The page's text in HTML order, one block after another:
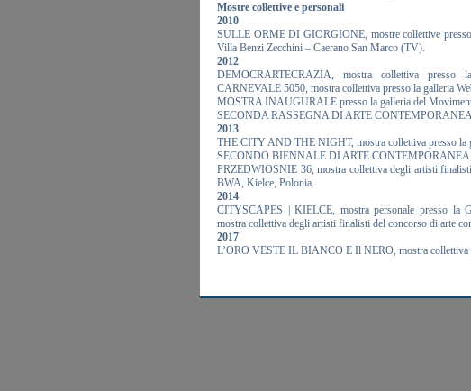
Mostre collettive e personali
2010
SULLE ORME DI GIORGIONE, mostre collettive
Villa Benzi Zecchini – Caerano San Marco (TV).
2012
DEMOCRARTECRAZIA, mostra collettiva presso
CARNEVALE 5050, mostra collettiva presso la galleria
MOSTRA INAUGURALE presso la galleria del
SECONDA RASSEGNA DI ARTE CONTEMPORANEA,
2013
THE CITY AND THE NIGHT, mostra collettiva presso la
SECONDO BIENNALE DI ARTE
PRZEDWIOSNIE 36, mostra collettiva degli artisti
BWA, Kielce, Polonia.
2014
CITYSCAPES | KIELCE, mostra personale presso la
mostra collettiva degli artisti finalisti del concorso di arte
2017
L’ORO VESTE IL BIANCO E Il NERO, mostra collettiva